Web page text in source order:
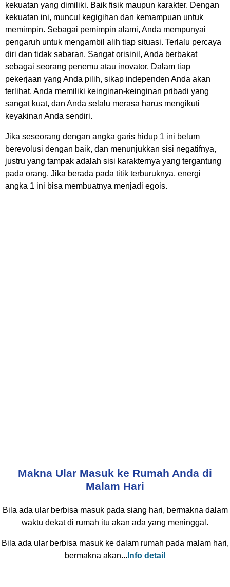
kekuatan yang dimiliki. Baik fisik maupun karakter. Dengan
kekuatan ini, muncul kegigihan dan kemampuan untuk
memimpin. Sebagai pemimpin alami, Anda mempunyai
pengaruh untuk mengambil alih tiap situasi. Terlalu percaya
diri dan tidak sabaran. Sangat orisinil, Anda berbakat
sebagai seorang penemu atau inovator. Dalam tiap
pekerjaan yang Anda pilih, sikap independen Anda akan
terlihat. Anda memiliki keinginan-keinginan pribadi yang
sangat kuat, dan Anda selalu merasa harus mengikuti
keyakinan Anda sendiri.
Jika seseorang dengan angka garis hidup 1 ini belum
berevolusi dengan baik, dan menunjukkan sisi negatifnya,
justru yang tampak adalah sisi karakternya yang tergantung
pada orang. Jika berada pada titik terburuknya, energi
angka 1 ini bisa membuatnya menjadi egois.
Makna Ular Masuk ke Rumah Anda di
Malam Hari
Bila ada ular berbisa masuk pada siang hari, bermakna dalam
waktu dekat di rumah itu akan ada yang meninggal.
Bila ada ular berbisa masuk ke dalam rumah pada malam hari,
bermakna akan... Info detail